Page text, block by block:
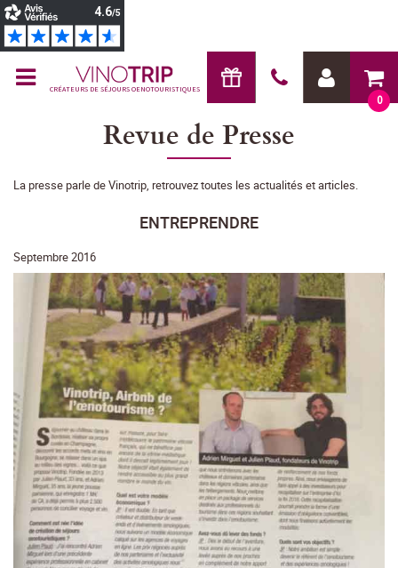
0
CRÉATEURS DE SÉJOURS OENOTOURISTIQUES
Revue de Presse
La presse parle de Vinotrip, retrouvez toutes les actualités et articles.
ENTREPRENDRE
Septembre 2016